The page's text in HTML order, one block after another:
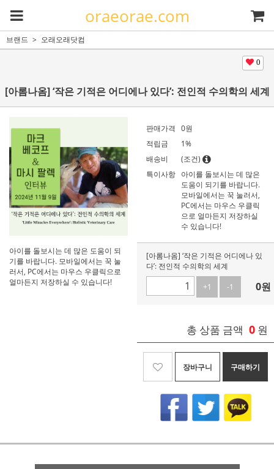
oraeorae.com
브랜드 오래오래닷컴
0
[아롬나옴] ‘작은 기적은 어디에나 있다’: 전인적 수의학의 세계
아이를 돌보시는 데 많은 도움이 되
기를 바랍니다. 모바일에서는 꾹 눌
러서, PC에서는 마우스 우클릭으로
얼마든지 저장하실 수 있습니다!
판매가격 0원
적립금
1%
배송비
(조건)
특이사항 아이를 돌보시는 데 많은
도움이 되기를 바랍니다.
모바일에서는 꾹 눌러서,
PC에서는 마우스 우클릭
으로 얼마든지 저장하실
수 있습니다!
[아롬나옴] ‘작은 기적은 어디에나 있
다’: 전인적 수의학의 세계
+1
-1 0원
총 상품 금액 0 원
장바구니 구매하기